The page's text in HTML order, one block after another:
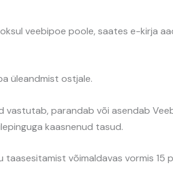
veebipoe poole, saates e-kirja
üleandmist ostjale.
parandab või asendab
kaasnenud tasud.
võimaldavas vormis 15